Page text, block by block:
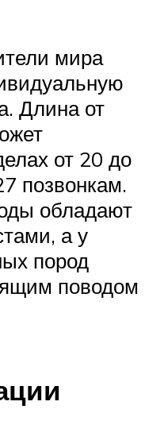
мира
Длина от
от 20 до
позвонкам.
обладают
а у
пород
поводом